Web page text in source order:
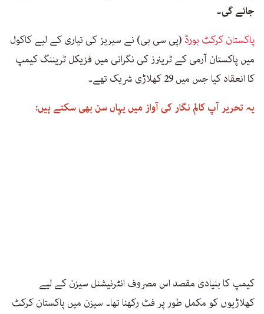
جائے گی۔
پاکستان کرکٹ بورڈ (پی سی بی) نے سیریز کی تیاری کے لیے کاکول
میں پاکستان آرمی کے ٹرینرز کی نگرانی میں فزیکل ٹریننگ کیمپ
کا انعقاد کیا جس میں 29 کھلاڑی شریک تھے۔
یہ تحریر آپ کالم نگار کی آواز میں یہاں سن بھی سکتے ہیں:
کیمپ کا بنیادی مقصد اس مصروف انٹرنیشنل سیزن کے لیے
کھلاڑیوں کو مکمل طور پر فٹ رکھنا تھا۔ سیزن میں پاکستان کرکٹ